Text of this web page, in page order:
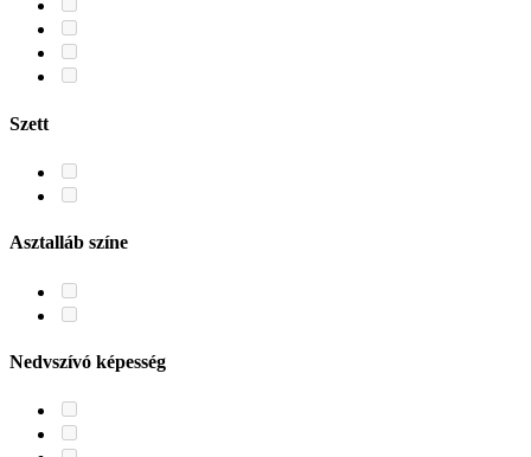
Szett
Asztalláb színe
Nedvszívó képesség